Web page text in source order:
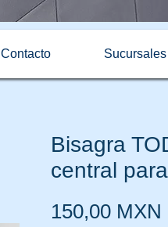
Bisagra
central
150,00 MXN
Contacto Sucursales